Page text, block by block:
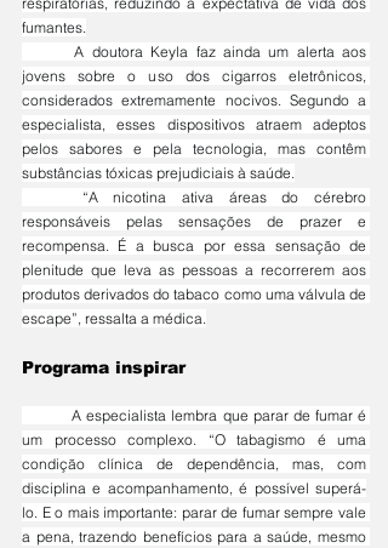
fumantes.
	A doutora Keyla faz ainda um alerta aos
jovens sobre o uso dos cigarros eletrônicos,
considerados extremamente nocivos. Segundo a
especialista, esses dispositivos atraem adeptos
pelos sabores e pela tecnologia, mas contêm
substâncias tóxicas prejudiciais à saúde.
responsáveis pelas sensações de prazer e
recompensa. É a busca por essa sensação de
plenitude que leva as pessoas a recorrerem aos
produtos derivados do tabaco como uma válvula de
escape”, ressalta a médica.
Programa inspirar
	A especialista lembra que parar de fumar é
um processo complexo. “O tabagismo é uma
condição clínica de dependência, mas, com
disciplina e acompanhamento, é possível superá-
lo. E o mais importante: parar de fumar sempre vale
a pena, trazendo benefícios para a saúde, mesmo